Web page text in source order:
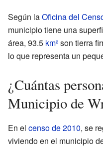
Según laOficina del
municipio tiene una
área, 93.5 km²son tierra
lo que representa un
¿Cuántas
Municipio de
En el censo de 2010, se
viviendo en el municipio